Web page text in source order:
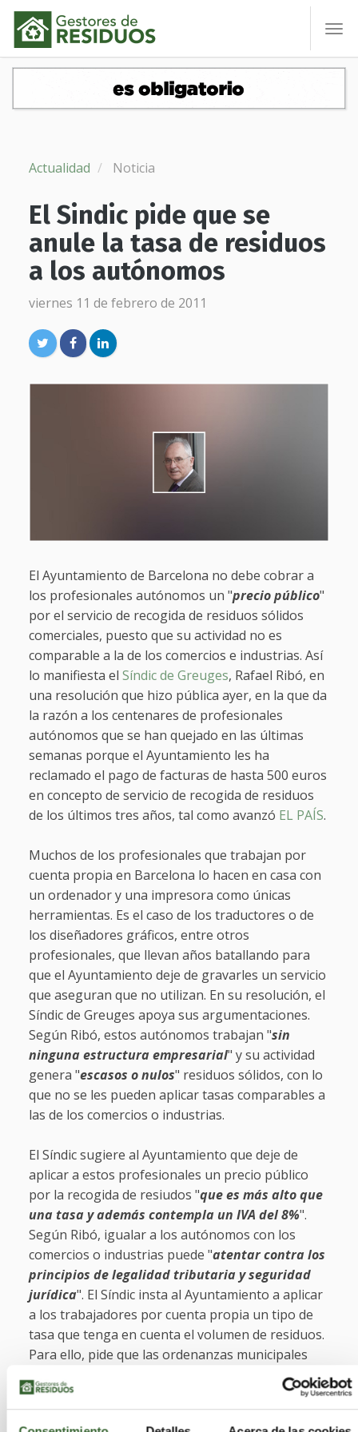
Actualidad Noticia
El Sindic pide que se
anule la tasa de residuos
a los autónomos
viernes 11 de febrero de 2011
El Ayuntamiento de Barcelona no debe cobrar a
los profesionales autónomos un "precio público"
por el servicio de recogida de residuos sólidos
comerciales, puesto que su actividad no es
comparable a la de los comercios e industrias. Así
lo manifiesta el Síndic de Greuges, Rafael Ribó, en
una resolución que hizo pública ayer, en la que da
la razón a los centenares de profesionales
autónomos que se han quejado en las últimas
semanas porque el Ayuntamiento les ha
reclamado el pago de facturas de hasta 500 euros
en concepto de servicio de recogida de residuos
de los últimos tres años, tal como avanzó EL PAÍS.
Muchos de los profesionales que trabajan por
cuenta propia en Barcelona lo hacen en casa con
un ordenador y una impresora como únicas
herramientas. Es el caso de los traductores o de
los diseñadores gráficos, entre otros
profesionales, que llevan años batallando para
que el Ayuntamiento deje de gravarles un servicio
que aseguran que no utilizan. En su resolución, el
Síndic de Greuges apoya sus argumentaciones.
Según Ribó, estos autónomos trabajan "sin
ninguna estructura empresarial" y su actividad
genera "escasos o nulos" residuos sólidos, con lo
que no se les pueden aplicar tasas comparables a
las de los comercios o industrias.
El Síndic sugiere al Ayuntamiento que deje de
aplicar a estos profesionales un precio público
por la recogida de resiudos "que es más alto que
una tasa y además contempla un IVA del 8%".
Según Ribó, igualar a los autónomos con los
comercios o industrias puede "atentar contra los
principios de legalidad tributaria y seguridad
jurídica". El Síndic insta al Ayuntamiento a aplicar
a los trabajadores por cuenta propia un tipo de
tasa que tenga en cuenta el volumen de residuos.
Para ello, pide que las ordenanzas municipales
graduar con
criterios reales y directos, y no meramente
indiciarios, como actualmente", el volumen de